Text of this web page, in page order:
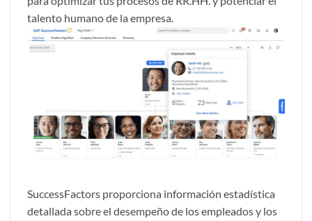
talento humano de la empresa.
SuccessFactors proporciona información estadística
detallada sobre el desempeño de los empleados y los